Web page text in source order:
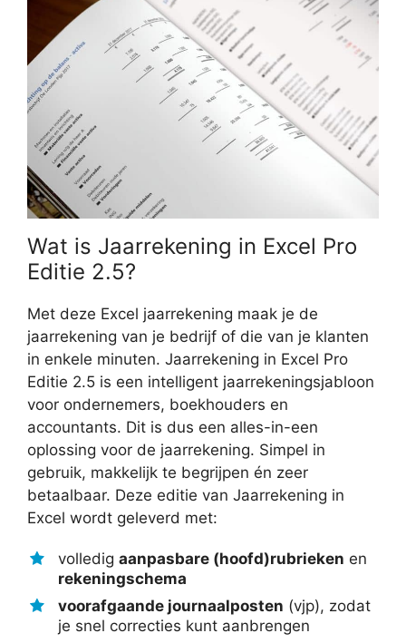
Wat is Jaarrekening in Excel Pro
Editie 2.5?
Met deze Excel jaarrekening maak je de
jaarrekening van je bedrijf of die van je klanten
in enkele minuten. Jaarrekening in Excel Pro
Editie 2.5 is een intelligent jaarrekeningsjabloon
voor ondernemers, boekhouders en
accountants. Dit is dus een alles-in-een
oplossing voor de jaarrekening. Simpel in
gebruik, makkelijk te begrijpen én zeer
betaalbaar. Deze editie van Jaarrekening in
Excel wordt geleverd met:
volledig aanpasbare (hoofd)rubrieken en
rekeningschema
voorafgaande journaalposten (vjp), zodat
je snel correcties kunt aanbrengen